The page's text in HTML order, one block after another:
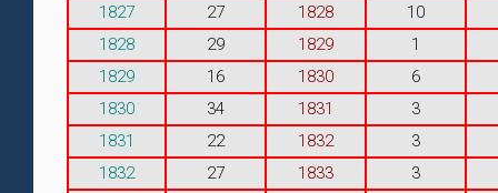
1827
27 1828
10
1828
29 1829
1
1829
16 1830
6
1830
34 1831
3
1831
22 1832
3
1832
27 1833
3